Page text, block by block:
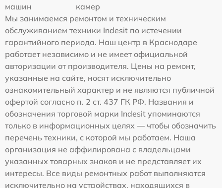
машин
камер
Мы занимаемся ремонтом и техническим
обслуживанием техники Indesit по истечении
гарантийного периода. Наш центр в Краснодаре
работает независимо и не имеет официальной
авторизации от производителя. Цены на ремонт,
указанные на сайте, носят исключительно
ознакомительный характер и не являются публичной
офертой согласно п. 2 ст. 437 ГК РФ. Названия и
обозначения торговой марки Indesit упоминаются
только в информационных целях — чтобы обозначить
перечень техники, с которой мы работаем. Наша
организация не аффилирована с владельцами
указанных товарных знаков и не представляет их
интересы. Все виды ремонтных работ выполняются
исключительно на устройствах, находящихся в